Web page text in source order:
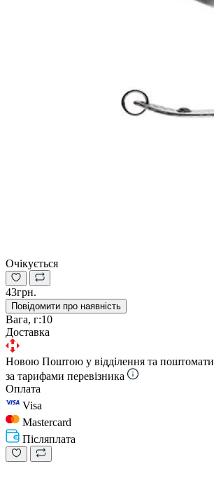
Очікується
43грн.
Повідомити про наявність
Вага, г:10
Доставка
Новою Поштою у відділення та поштомати
за тарифами перевізника
Оплата
Visa
Mastercard
Післяплата